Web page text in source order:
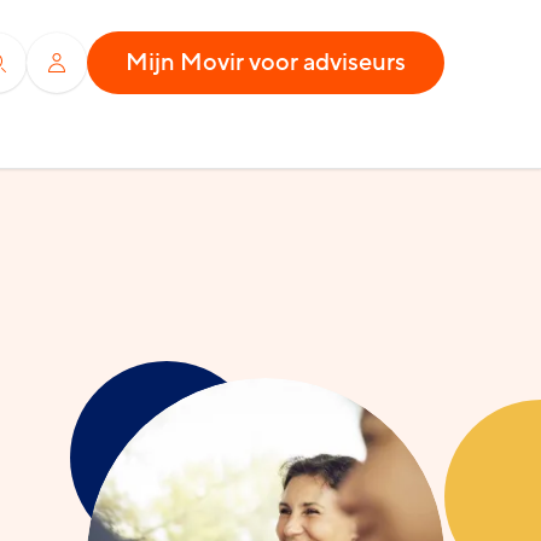
InloggenMijn Movir voor adviseurs